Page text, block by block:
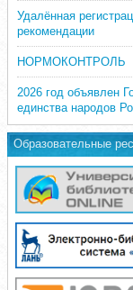
Удалённая
рекомендации
НОРМОКОНТРОЛЬ
2026 год объявлен
единства народов
Образовательные